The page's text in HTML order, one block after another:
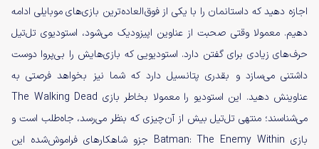
اجازه دهید که داستانمان را با یکی از فوق‌العاده‌ترین بازی‌های موبایلی ادامه
دهیم. معمولا وقتی صحبت از عناوین اپیزودیک می‌شود، استودیوی تل‌تیل
حرف‌های زیادی برای گفتن دارد. استودیویی که بازی‌هایش را بی‌پروا دوست
داشتنی می‌سازد و بقدری پتانسیل دارد که شما نیز بخواهد فرصتی به
عناوینش دهید. این استودیو را معمولا بخاطر بازی The Walking Dead
می‌شناسند؛ منتهی تل‌تیل بیش از آن‌چیزی که بنظر می‌رسد، جاه‌طلب است و
بازی Batman: The Enemy Within جزو شاهکارهای فراموش‌شده این